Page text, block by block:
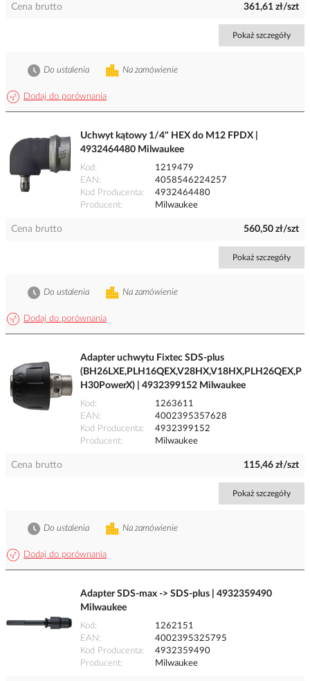
Cena brutto 361,61 zł/szt
Pokaż szczegóły
Dodaj do porównania
Na zamówienie
Do ustalenia
Uchwyt kątowy 1/4" HEX do M12 FPDX |
4932464480 Milwaukee
Kod
1219479
EAN
4058546224257
Kod Producenta
4932464480
Producent
Milwaukee
Cena brutto 560,50 zł/szt
Pokaż szczegóły
Dodaj do porównania
Na zamówienie
Do ustalenia
Adapter uchwytu Fixtec SDS-plus
(BH26LXE,PLH16QEX,V28HX,V18HX,PLH26QEX,P
H30PowerX) | 4932399152 Milwaukee
Kod
1263611
EAN
4002395357628
Kod Producenta
4932399152
Producent
Milwaukee
Cena brutto 115,46 zł/szt
Pokaż szczegóły
Dodaj do porównania
Na zamówienie
Do ustalenia
Adapter SDS-max -> SDS-plus | 4932359490
Milwaukee
Kod
1262151
EAN
4002395325795
Kod Producenta
4932359490
Producent
Milwaukee